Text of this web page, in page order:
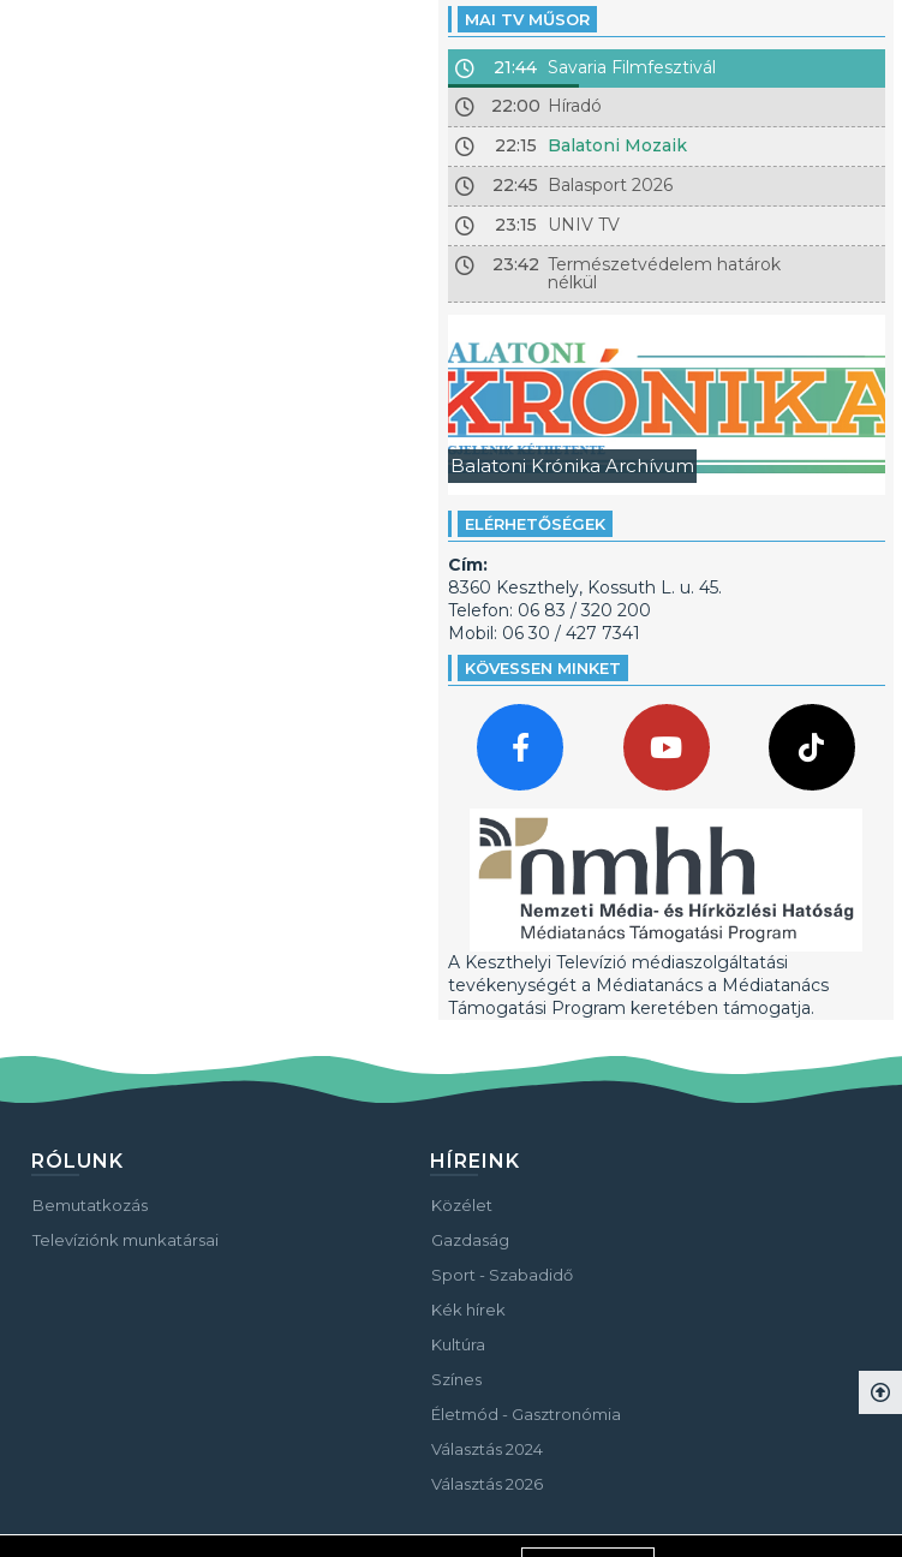
MAI TV MŰSOR
21:44 Savaria Filmfesztivál
22:00 Híradó
22:15
Balatoni Mozaik
22:45
Balasport 2026
23:15
UNIV TV
23:42 Természetvédelem határok
nélkül
Balatoni Krónika Archívum
ELÉRHETŐSÉGEK
Cím:
8360 Keszthely, Kossuth L. u. 45.
Telefon: 06 83 / 320 200
Mobil: 06 30 / 427 7341
KÖVESSEN MINKET
A Keszthelyi Televízió médiaszolgáltatási
tevékenységét a Médiatanács a Médiatanács
Támogatási Program keretében támogatja.
RÓLUNK
Bemutatkozás
Televíziónk munkatársai
HÍREINK
Közélet
Gazdaság
Sport - Szabadidő
Kék hírek
Kultúra
Színes
Életmód - Gasztronómia
Választás 2024
Választás 2026